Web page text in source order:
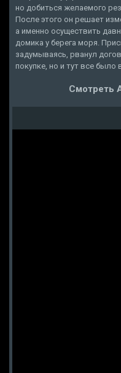
но добиться желаемого
После этого он решает
а именно осуществить
домика у берега моря.
задумываясь, рванул
покупке, но и тут все
Смотреть